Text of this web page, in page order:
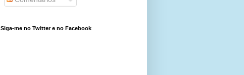
Siga-me no Twitter e no Facebook